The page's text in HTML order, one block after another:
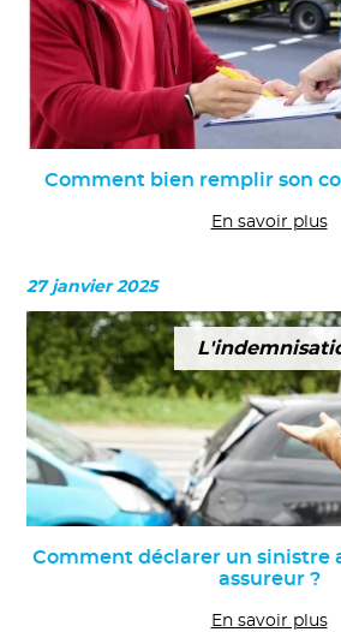
Comment bien remplir son
En savoir plus
27 janvier 2025
Comment déclarer un sinistre
assureur ?
En savoir plus